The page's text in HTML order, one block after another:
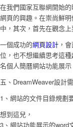
在我們國家互聯網開始
網頁的興趣。在崇尚鮮
中，其次，首先在觀念
一個成功的網頁設計 ，
位，也不想繼續思考這
名個人簡曆網站功能展示
五、DreamWeaver設計
1、網站的文件目錄規劃
想到這兒，
3、網站功能展示的word